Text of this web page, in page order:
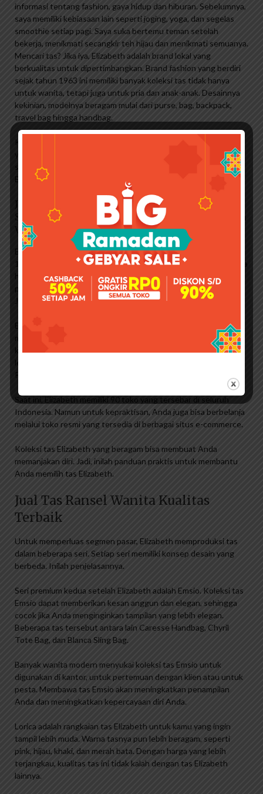
informasi tentang fashion, gaya hidup dan hiburan. Sebelumnya,
saya memiliki kebiasaan lain seperti joging, yoga, dan segelas
smoothie setiap pagi. Saya suka bertemu teman setelah
bekerja, menikmati secangkir teh hijau dan menikmati semuanya.
Mencari tas? Jika iya, Elizabeth adalah brand lokal yang
berkualitas untuk dipertimbangkan. Brand fashion yang berdiri
sejak tahun 1963 ini memiliki banyak koleksi tas tidak hanya
untuk wanita, tetapi juga untuk pria dan anak-anak. Desainnya
kekinian, modelnya beragam mulai dari purse, bag, backpack,
travel bag hingga handbag.
Kali ini kami akan membantu Anda mendapatkan tas Elizabeth
yang cantik dan bergaya yang bisa Anda kenakan dengan apa
saja. Kami akan menjelajahi berbagai koleksi dari seri tas
Elizabeth. Ada Emsio, Lorica, Pink Kiss dan Delco.
Jual Tas Ransel Punggung Wanita Cewek Nylon
Stylish Backpack Import Batam Korea Premium
Vip_bags Vip575
Elizabeth adalah brand fashion lokal yang didirikan pada tahun
1963 oleh Handoko Subali dan Elizabeth Halim. Awalnya, Alžbeta
hanya memproduksi tas travel. Karena permintaan akan
produknya meningkat, Elizabeth membuat jenis tas lainnya.
Jenis tas lainnya antara lain tas wanita, tas pria, dan tas kerja.
Elizabeth dikenal dengan produk tasnya. Bahkan, brand ini juga
memproduksi fashion item lain seperti dompet, jam tangan,
kalung, dan sunglasses. Berkat inovasi berkelanjutan selama
lebih dari 50 tahun, Elizabeth dianugerahi Penghargaan
Perusahaan Legenda Hidup Indonesia 2019.
Saat ini, Elizabeth memiliki 90 toko yang tersebar di seluruh
Indonesia. Namun untuk kepraktisan, Anda juga bisa berbelanja
melalui toko resmi yang tersedia di berbagai situs e-commerce.
Koleksi tas Elizabeth yang beragam bisa membuat Anda
memanjakan diri. Jadi, inilah panduan praktis untuk membantu
Anda memilih tas Elizabeth.
Jual Tas Ransel Wanita Kualitas
Terbaik
Untuk memperluas segmen pasar, Elizabeth memproduksi tas
dalam beberapa seri. Setiap seri memiliki konsep desain yang
berbeda. Inilah penjelasannya.
Seri premium kedua setelah Elizabeth adalah Emsio. Koleksi tas
Emsio dapat memberikan kesan anggun dan elegan, sehingga
cocok jika Anda menginginkan tampilan yang lebih elegan.
Beberapa tas tersebut antara lain Caresse Handbag, Chyril
Tote Bag, dan Blanca Sling Bag.
Banyak wanita modern menyukai koleksi tas Emsio untuk
digunakan di kantor, untuk pertemuan dengan klien atau untuk
pesta. Membawa tas Emsio akan meningkatkan penampilan
Anda dan meningkatkan kepercayaan diri Anda.
Lorica adalah rangkaian tas Elizabeth untuk kamu yang ingin
tampil lebih muda. Warna tasnya pun lebih beragam, seperti
pink, hijau, khaki, dan merah bata. Dengan harga yang lebih
terjangkau, kualitas tas ini tidak kalah dengan tas Elizabeth
lainnya.